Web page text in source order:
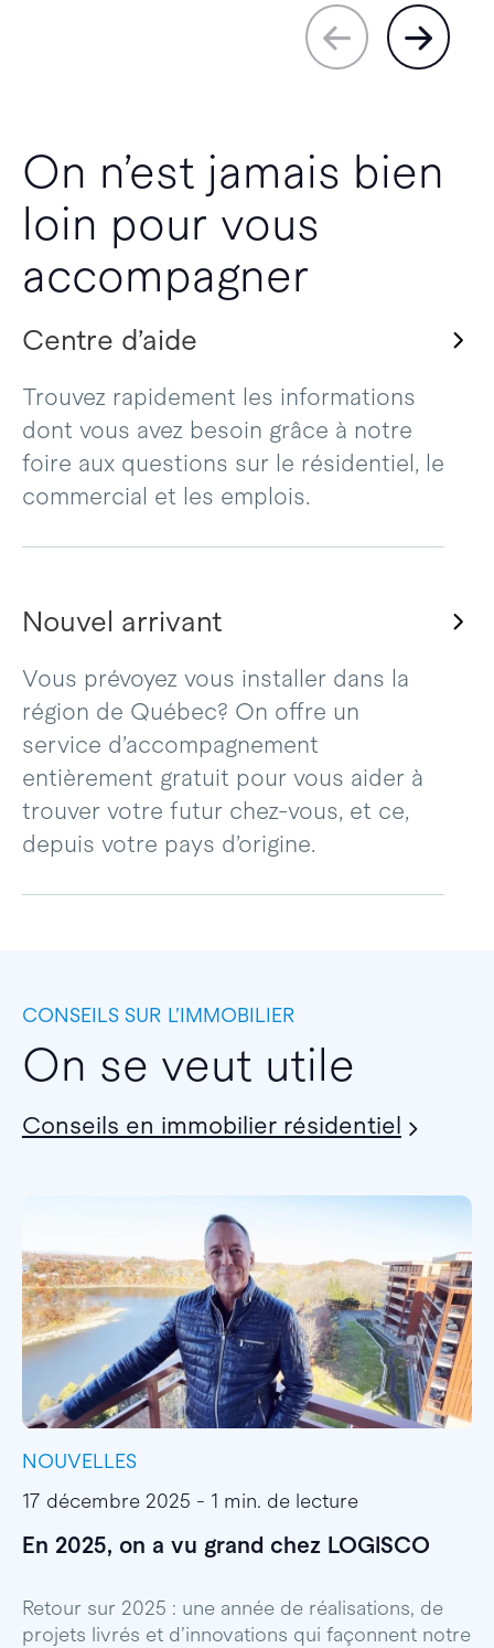
On n’est jamais bien
loin pour vous
accompagner
Centre d’aide
Trouvez rapidement les informations
dont vous avez besoin grâce à notre
foire aux questions sur le résidentiel, le
commercial et les emplois.
Nouvel arrivant
Vous prévoyez vous installer dans la
région de Québec? On offre un
service d’accompagnement
entièrement gratuit pour vous aider à
trouver votre futur chez-vous, et ce,
depuis votre pays d’origine.
CONSEILS SUR L’IMMOBILIER
On se veut utile
Conseils en immobilier résidentiel
NOUVELLES
17 décembre 2025 - 1 min. de lecture
En 2025, on a vu grand chez LOGISCO
Retour sur 2025 : une année de réalisations, de
projets livrés et d’innovations qui façonnent notre